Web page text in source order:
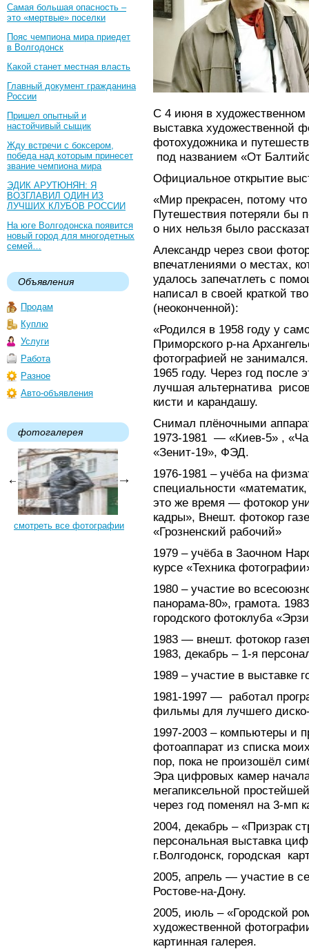
Самая большая опасность –
это «мертвые» поселки
Пояс чемпиона мира приедет
в Волгодонск
Какой станет местная власть
Главный документ гражданина
России
Пришел опытный и
настойчивый сыщик
Жду встречи с боксером,
победа над которым принесет
звание чемпиона мира
ЭДИК АРУТЮНЯН: Я
ВОЗГЛАВИЛ ОДИН ИЗ
ЛУЧШИХ КЛУБОВ РОССИИ
На юге Волгодонска появится
новый город для многодетных
семей…
Объявления
Продам
Куплю
Услуги
Работа
Разное
Авто-объявления
фотогалерея
смотреть все фотографии
С 4 июня в художественном
выставка художественной
фотохудожника и
под названием «От
Официальное открытие
«Мир прекрасен, потому
Путешествия потеряли бы
о них нельзя было
Александр через свои
впечатлениями о местах,
удалось запечатлеть с
написал в своей краткой
(неоконченной):
«Родился в 1958 году у
Приморского р-на
фотографией не
1965 году. Через год после
лучшая альтернатива
кисти и карандашу.
Снимал плёночными
1973-1981 — «Киев-5» ,
«Зенит-19», ФЭД.
1976-1981 – учёба на
специальности
это же время — фотокор
кадры», Внешт. фотокор
«Грозненский рабочий»
1979 – учёба в Заочном
курсе «Техника
1980 – участие во
панорама-80», грамота.
городского фотоклуба
1983 — внешт. фотокор
1983, декабрь – 1-я
1989 – участие в выставке
1981-1997 — работал
фильмы для лучшего
1997-2003 – компьютеры и
фотоаппарат из списка
пор, пока не произошёл
Эра цифровых камер
мегапиксельной
через год поменял на 3-мп
2004, декабрь – «Призрак
персональная выставка
г.Волгодонск, городская
2005, апрель — участие в
Ростове-на-Дону.
2005, июль – «Городской
художественной
картинная галерея.